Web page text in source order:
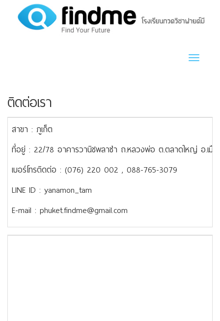
Toggle
ติดต่อเรา
สาขา : ภูเก็ต
ที่อยู่ : 22/78 อาคารวานิชพลาซ่า ถ.หลวงพ่อ ต.ตลาดใหญ่ อ.เมื
เบอร์โทรติดต่อ : (076) 220 002 , 088-765-3079
LINE ID : yanamon_tam
E-mail : phuket.findme@gmail.com